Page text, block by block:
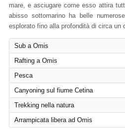
mare, e asciugare come esso attira
abisso sottomarino ha belle
esplorato fino alla profondità di circa un
Sub a Omis
Rafting a Omis
Pesca
Canyoning sul fiume Cetina
Trekking nella natura
Arrampicata libera ad Omis